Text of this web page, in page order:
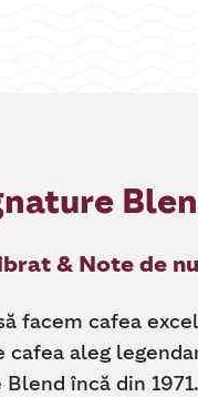
& Note de
facem cafea
cafea aleg
încă din